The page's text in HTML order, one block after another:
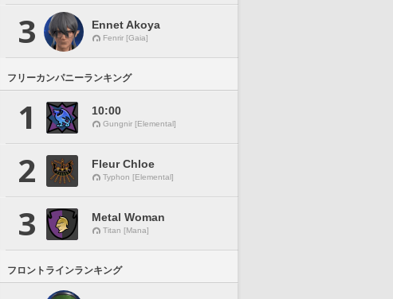
3 Ennet Akoya
Fenrir [Gaia]
フリーカンパニーランキング
1 10:00
Gungnir [Elemental]
2 Fleur Chloe
Typhon [Elemental]
3 Metal Woman
Titan [Mana]
フロントラインランキング